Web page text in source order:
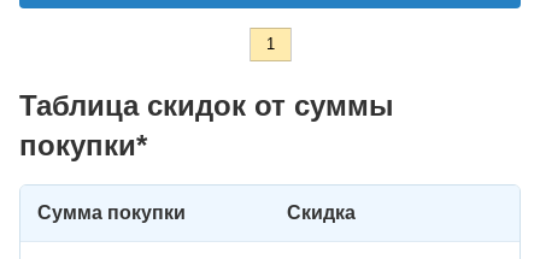
1
Таблица скидок от суммы
покупки*
Сумма покупки Скидка